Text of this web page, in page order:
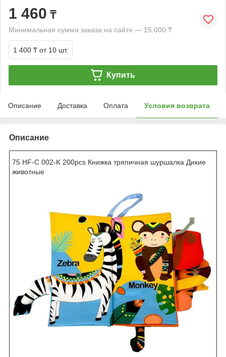
1 460 ₸
Минимальная сумма заказа на сайте — 15 000 ₸
1 400 ₸ от 10 шт.
Купить
Описание Доставка Оплата Условия возврата
Описание
75 HF-C 002-K 200pcs Книжка тряпичная шуршалка Дикие
животные